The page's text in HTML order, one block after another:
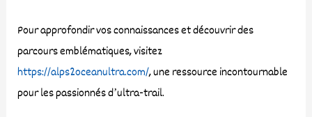
Pour approfondir vos connaissances et découvrir des
parcours emblématiques, visitez
https://alps2oceanultra.com/, une ressource incontournable
pour les passionnés d’ultra-trail.